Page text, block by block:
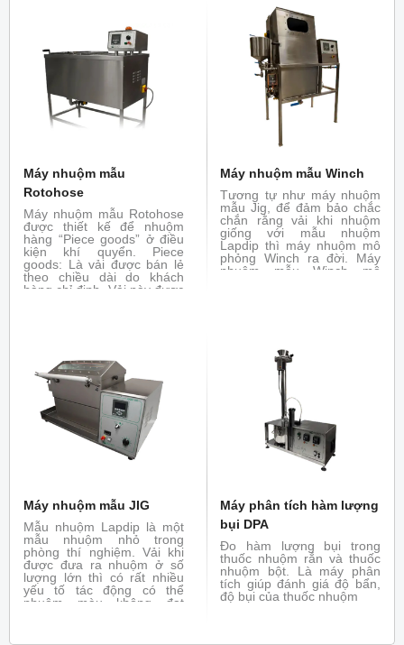
hồng ngoại) điều khiển
nhiệt độ bằng tay. Máy có
sẵn tùy chọn cho các vật
liệu len, giấy, cotton,
polyamide.
Máy nhuộm mẫu
Rotohose
Máy nhuộm mẫu Rotohose
được thiết kế để nhuộm
hàng “Piece goods” ở điều
kiện khí quyển. Piece
goods: Là vải được bán lẻ
theo chiều dài do khách
hàng chỉ định. Vải này được
Máy nhuộm mẫu Winch
Tương tự như máy nhuộm
mẫu Jig, để đảm bảo chắc
chắn rằng vải khi nhuộm
giống với mẫu nhuộm
Lapdip thì máy nhuộm mô
phỏng Winch ra đời. Máy
nhuộm mẫu Winch mô
Máy nhuộm mẫu JIG
Mẫu nhuộm Lapdip là một
mẫu nhuộm nhỏ trong
phòng thí nghiệm. Vải khi
được đưa ra nhuộm ở số
lượng lớn thì có rất nhiều
yếu tố tác động có thể
nhuộm màu không đạt
Máy phân tích hàm lượng
bụi DPA
Đo hàm lượng bụi trong
thuốc nhuộm rắn và thuốc
nhuộm bột. Là máy phân
tích giúp đánh giá độ bẩn,
độ bụi của thuốc nhuộm